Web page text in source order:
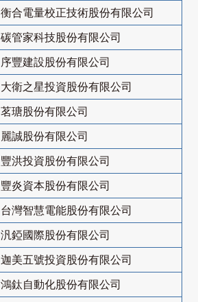
衡合電量校正技術股份有限公司
碳管家科技股份有限公司
序豐建設股份有限公司
大衛之星投資股份有限公司
茗瑭股份有限公司
麗誠股份有限公司
豐洪投資股份有限公司
豐炎資本股份有限公司
台灣智慧電能股份有限公司
汎錏國際股份有限公司
迦美五號投資股份有限公司
鴻鈦自動化股份有限公司